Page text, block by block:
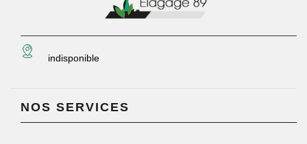
indisponible
NOS SERVICES